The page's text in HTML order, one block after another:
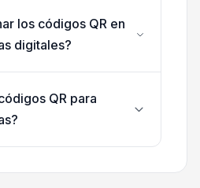
los códigos QR en
digitales?
QR para